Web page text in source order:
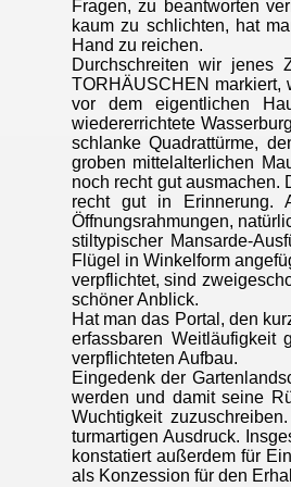
Fragen, zu beantworten
kaum zu schlichten, hat
Hand zu reichen.
Durchschreiten wir jenes
TORHÄUSCHEN markiert,
vor dem eigentlichen
wiedererrichtete
schlanke Quadrattürme,
groben mittelalterlichen
noch recht gut ausmachen.
recht gut in Erinnerung.
Öffnungsrahmungen,
stiltypischer Mansarde-
Flügel in Winkelform
verpflichtet, sind
schöner Anblick.
Hat man das Portal, den
erfassbaren
verpflichteten Aufbau.
Eingedenk der
werden und damit seine
Wuchtigkeit
turmartigen Ausdruck.
konstatiert außerdem für
als Konzession für den